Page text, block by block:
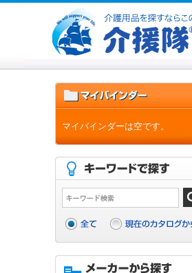
マイバインダーは空です。